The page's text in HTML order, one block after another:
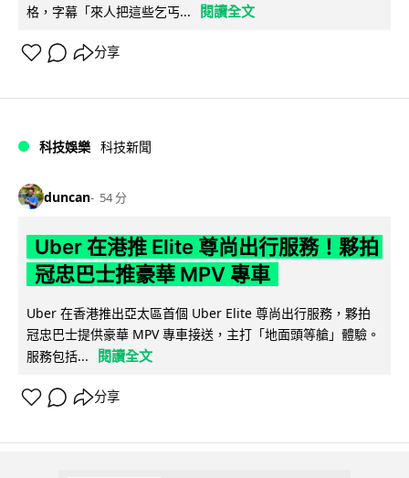
格，字幕「來人把這些乞丐...
閱讀全文
分享
科技娛樂 科技新聞
duncan 54 分
Uber 在港推 Elite 尊尚出行服務！夥拍
冠忠巴士推豪華 MPV 專車
Uber 在香港推出亞太區首個 Uber Elite 尊尚出行服務，夥拍
冠忠巴士提供豪華 MPV 專車接送，主打「地面頭等艙」體驗。
服務包括...
閱讀全文
分享